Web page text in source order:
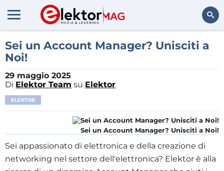
Cerca
Sei un Account Manager? Unisciti a
Noi!
29 maggio 2025
Di Elektor Team su Elektor
ELEKTOR
Sei un Account Manager? Unisciti a Noi!
Sei appassionato di elettronica e della creazione di
networking nel settore dell'elettronica? Elektor è alla